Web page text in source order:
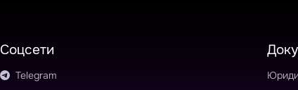
Соцсети
Telegram